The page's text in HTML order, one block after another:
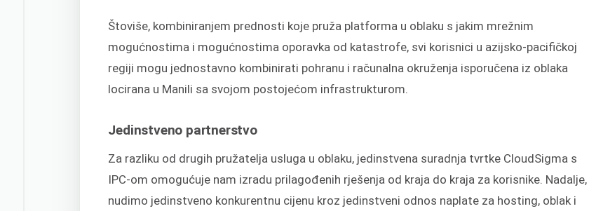
Štoviše, kombiniranjem prednosti koje pruža platforma u oblaku s jakim mrežnim
mogućnostima i mogućnostima oporavka od katastrofe, svi korisnici u azijsko-pacifičkoj
regiji mogu jednostavno kombinirati pohranu i računalna okruženja isporučena iz oblaka
locirana u Manili sa svojom postojećom infrastrukturom.
Jedinstveno partnerstvo
Za razliku od drugih pružatelja usluga u oblaku, jedinstvena suradnja tvrtke CloudSigma s
IPC-om omogućuje nam izradu prilagođenih rješenja od kraja do kraja za korisnike. Nadalje,
nudimo jedinstveno konkurentnu cijenu kroz jedinstveni odnos naplate za hosting, oblak i